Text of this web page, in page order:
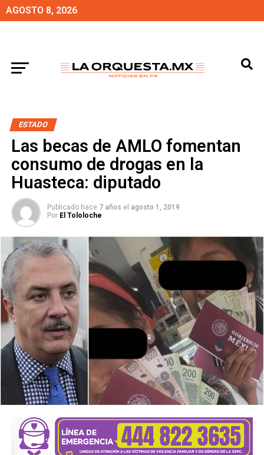
AGOSTO 8, 2026
ESTADO
Las becas de AMLO fomentan
consumo de drogas en la
Huasteca: diputado
Publicado hace 7 años el agosto 1, 2019
Por El Tololoche